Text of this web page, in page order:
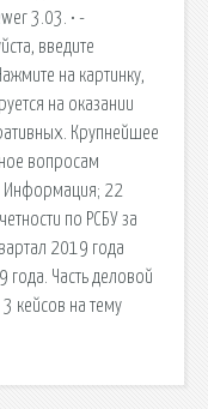
3.03. • -
введите
на картинку,
на оказании
Крупнейшее
вопросам
Информация; 22
по РСБУ за
2019 года
года. Часть деловой
кейсов на тему